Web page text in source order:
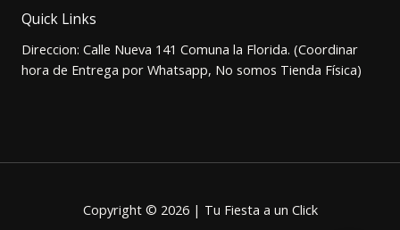
Quick Links
Direccion: Calle Nueva 141 Comuna la Florida. (Coordinar
hora de Entrega por Whatsapp, No somos Tienda Física)
Copyright © 2026 | Tu Fiesta a un Click